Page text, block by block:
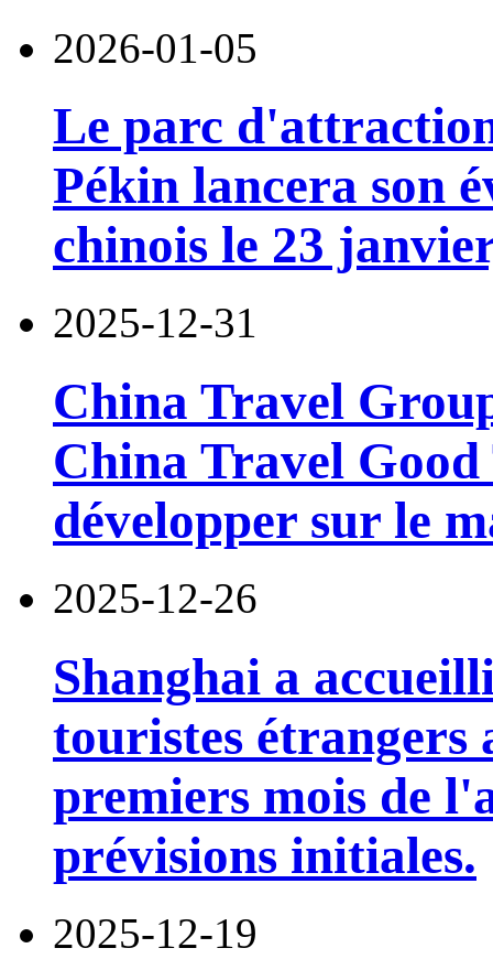
2026-01-05
Le parc
Pékin lancera son
chinois le 23
2025-12-31
China Travel
China Travel Good
développer sur le
2025-12-26
Shanghai a
touristes étrangers
premiers mois de
prévisions initiales.
2025-12-19